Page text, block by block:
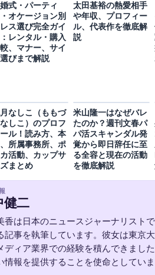
式・パーティ
オケージョン別
レス選び完全ガイ
：レンタル・購入
、マナー、サイ
びまで解説
太田基裕の熱愛相手
や年収、プロフィー
ル、代表作を徹底解
説
なしこ（ももづ
しこ）のプロフ
ル！読み方、本
所属事務所、ポ
活動、カップサ
まとめ
米山隆一はなぜバレ
たのか？週刊文春パ
パ活スキャンダル発
覚から即日辞任に至
る全容と現在の活動
を徹底解説
健二
香は日本のニュースジャーナリスト
記事を執筆しています。彼女は東京
ディア業界での経験を積んできまし
情報を提供することを使命としてい